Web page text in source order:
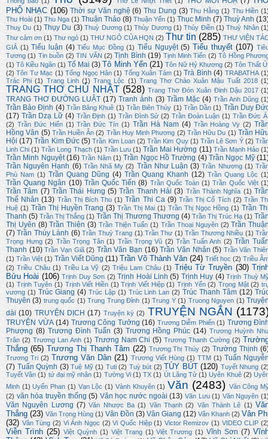
PHỔ NHẠC (106) Thời sự Văn nghệ (6) Thu Dung (3) Thu Hằng (1) Thu Hiền
Thu Hoài (1) Thu Nga (1) Thuận Thảo (8) Thuận Yến (1) Thục Minh (7) Thuỳ Anh
Thuỵ Du (1) Thụy Du (3) Thuỳ Dương (1) Thùy Dương (1) Thủy Điền (1) Thuỳ Nhân
Thư cảm ơn (1) Thư ngỏ (1) THƯ NGỎ CỦA HQN (2) Thư tin (285) THƯ VIỆN
GIẢ (1) Tiểu luận (4) Tiểu Mục Đồng (1) Tiểu Nguyệt (5) Tiểu thuyết (107)
Tương (1) Tin buồn (2) TIN VĂN (2) Tịnh Bình (19) Tịnh Minh Tiến (2) Tô Hồng
(1) Tô Kiều Ngân (1) Tố Mai (3) Tô Minh Yến (21) Tôn Nữ Hỷ Khương (2) Tôn Thất
(2) Tôn Tư Mạc (1) Tống Ngọc Hân (1) Tống Xuân Tám (1) Trà Bình (4) TRABATHA
Trác Phi (1) Trang Linh (1) Trang Lộc (1) Trang Thơ Chào Xuân Mậu Tuất 2018
TRANG THƠ CHỦ NHẬT (528) Trang Thơ Đón Xuân Đinh Dậu 2017
TRANG THƠ ĐƯỜNG LUẬT (17) Tranh ảnh (3) Trầm Mặc (4) Trần Anh Dũng
Trần Bảo Định (4) Trần Băng Khuê (1) Trần Biên Thùy (1) Trần Dần (1) Trần Duy
(17) Trần Dzạ Lữ (4) Trần Định (1) Trần Đình Sử (2) Trần Đoàn Luận (1) Trần Đức
(2) Trần Đức Hiển (1) Trần Đức Tín (1) Trần Hà Nam (4) Trần Hoàng Vy (2)
Hồng Vân (5) Trần Huiền Ân (2) Trần Huy Minh Phương (2) Trần Hữu Du (1) Trần
Hội (17) Trần Kim Đức (5) Trần Kim Loan (2) Trần Kim Quy (1) Trần Lê Sơn Ý (2)
Linh Chi (1) Trần Long Thạch (1) Trần Lưu (1) Trần Mai Hường (11) Trần Mạnh Hảo
Trần Minh Nguyệt (16) Trần Năm (1) Trần Ngọc Hồ Trường (4) Trần Ngọc Mỹ
Trần Nguyên Hạnh (6) Trần Nhã My (2) Trần Như Luận (3) Trần Nhương (1)
Phù Nam (1) Trần Quang Dũng (4) Trần Quang Khanh (12) Trần Quang Lộc
Trần Quang Ngân (10) Trần Quốc Tiến (8) Trần Quốc Toàn (1) Trần Quốc Việt
Trần Tâm (7) Trần Thái Hưng (5) Trần Thanh Hải (3) Trần Thành Nghĩa (1)
Thế Nhân (13) Trần Thị Bích Thu (1) Trần Thi Ca (9) Trần Thị Cổ Tích (2) Trần
Huệ (1) Trần Thị Huyền Trang (3) Trần Thị Mai (1) Trần Thị Ngọc Hồng (1) Trần
Thanh (5) Trần Thị Thắng (1) Trần Thị Thương Thương (4) Trần Thị Trúc Hạ (1)
Thị Uyên (8) Trần Thiện (3) Trần Thiện Tuấn (1) Trần Thoại Nguyên (2) Trần
(7) Trần Thúy Lành (6) Trần Thuỳ Trang (1) Trần Thư (1) Trần Thương Nhiều (1)
Trọng Hưng (2) Trần Trọng Tân (1) Trần Trọng Vũ (2) Trần Tuấn Anh (2) Trần
Thanh (10) Trần Vạn Giã (2) Trần Văn Bạn (16) Trần Văn Nhân (5) Trần Văn
(1) Trần Việt (1) Trần Viết Dũng (11) Trần Võ Thành Văn (24) Triết học (2) Triều
(2) Triều Châu (1) Triều La Vỹ (2) Triệu Lam Châu (1) Triệu Từ Truyền (30)
Bửu Hoài (106) Trịnh Duy Sơn (2) Trịnh Hoài Linh (5) Trịnh Huy (4) Trịnh Thuỳ
(1) Trịnh Tuyên (1) Trịnh Viết Hiền (1) Trịnh Viết Hiệp (1) Trịnh Yến (2) Trọng Mật (2)
vương (1) Trúc Giang (4) Trúc Lập (1) Trúc Linh Lan (2) Trúc Thanh Tâm (12)
Thuyên (3) trung quốc (1) Trung Trung Đỉnh (1) Trung Y (1) Truong Nguyen (1)
dài (10) TRUYỆN DỊCH (17) Truyện ký (2) TRUYỆN NGẮN
TRUYỆN VỪA (14) Trương Công Tưởng (16) Trương Diễm Phiến (1) Trương
Phượng (8) Trương Đình Tuấn (3) Trương Hồng Phúc (14) Trương Huỳnh
Trân (2) Trương Lan Anh (1) Trương Nam Chi (5) Trương Thanh Cường (2)
Thắng (65) Trương Thị Thanh Tâm (22) Trương Thị Thúy (2) Trường Thịnh
Trương Tri (2) Trương Văn Dân (21) Trương Viết Hùng (1) TTM (1) Tuấn
(7) Tuấn Quỳnh (3) Tuệ Mỹ (1) Tuti (2) Tuỳ bút (2) TÙY BÚT (120) Tuyết Nhung
Tuyết Vân (1) tứ đại mỹ nhân (1) Tường Vi (1) TX (1) Út Lãng Tử (1) Uyên Khuê (2)
Minh (1) Uyển Phan (1) Vạn Lộc (1) Vành Khuyên (1) Văn (2483) Văn Công
(2) văn hóa truyền thống (5) Văn học nước ngoài (13) Văn Lưu (1) Văn Nguyên
Văn Nguyên Lương (7) Văn Nhược Ba (1) Văn Thạnh (2) Văn Thành Lê (1)
Thắng (23) Văn Trọng Hùng (1) Vân Đồn (3) Vân Giang (12) Vân Khanh (2) Vân
(32) Vân Tùng (2) Vi Ánh Ngọc (2) Vi Quốc Hiệp (1) Victor Remizov (1) VIDEO CLIP
Viễn Trình (25) Việt Quỳnh (1) Việt Trang (1) Việt Trương (1) Vĩnh Sơn (7)